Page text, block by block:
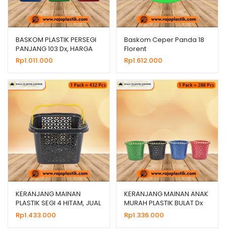
BASKOM PLASTIK PERSEGI
PANJANG 103 Dx, HARGA
GROSIR MURAH
Rp1.011.000
Baskom Ceper Panda 18
Florent
Rp1.612.000
KERANJANG MAINAN
PLASTIK SEGI 4 HITAM, JUAL
HARGA MURAH
Rp1.433.000
KERANJANG MAINAN ANAK
MURAH PLASTIK BULAT Dx
Rp1.336.000